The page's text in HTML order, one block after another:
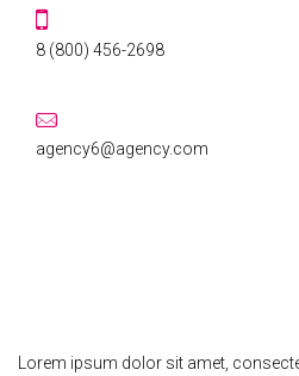
Lorem ipsum dolor sit amet,
8 (800) 456-2698
agency6@agency.com